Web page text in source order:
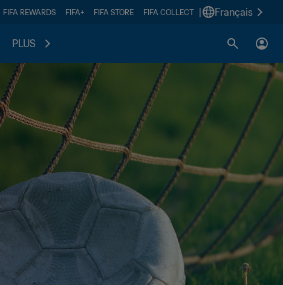
FIFA REWARDS FIFA+ FIFA STORE FIFA COLLECT Français
PLUS